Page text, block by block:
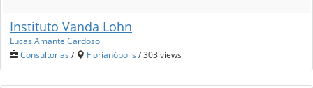
Instituto Vanda Lohn
Lucas Amante Cardoso
Consultorias / Florianópolis / 303 views